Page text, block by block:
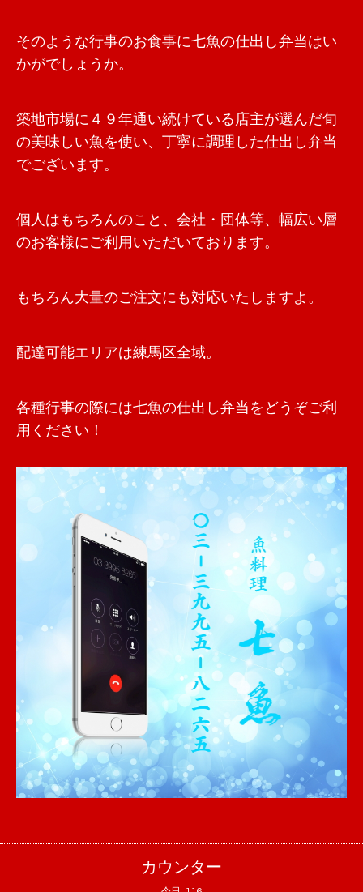
そのような行事のお食事に七魚の仕出し弁当はい
かがでしょうか。
築地市場に４９年通い続けている店主が選んだ旬
の美味しい魚を使い、丁寧に調理した仕出し弁当
でございます。
個人はもちろんのこと、会社・団体等、幅広い層
のお客様にご利用いただいております。
もちろん大量のご注文にも対応いたしますよ。
配達可能エリアは練馬区全域。
各種行事の際には七魚の仕出し弁当をどうぞご利
用ください！
カウンター